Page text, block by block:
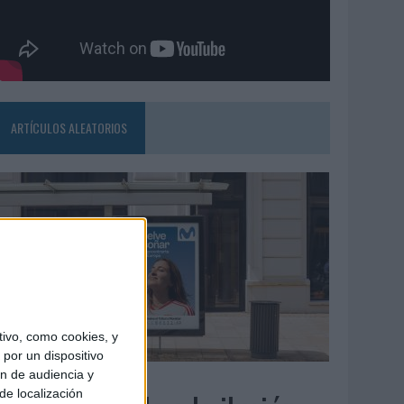
como cookies, y
un dispositivo
de audiencia y
localización
ARTÍCULOS ALEATORIOS
08/2026